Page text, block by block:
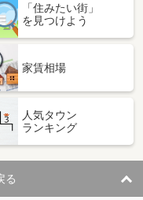
謝２丁目
謝２丁目
「住みたい街」
を見つけよう
家賃相場
人気タウン
ランキング
る